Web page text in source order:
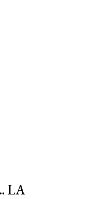
LA